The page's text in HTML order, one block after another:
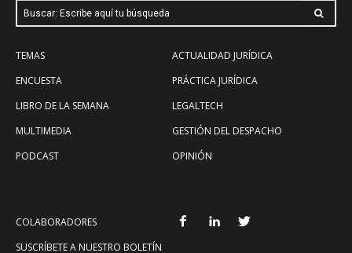
Buscar: Escribe aquí tu búsqueda
TEMAS
ENCUESTA
LIBRO DE LA SEMANA
MULTIMEDIA
PODCAST
ACTUALIDAD JURÍDICA
PRÁCTICA JURÍDICA
LEGALTECH
GESTIÓN DEL DESPACHO
OPINIÓN
COLABORADORES
SUSCRÍBETE A NUESTRO BOLETÍN